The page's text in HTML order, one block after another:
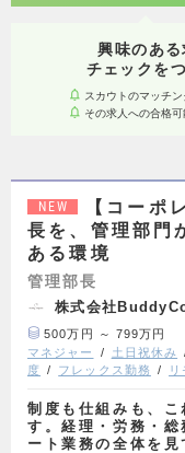
興味のある
チェックを
スカウトのマッチ
その求人への合格
NEW
【コーポ
長を、管理部門
ある環境
管理部長
株式会社
500万円 ～ 799万円
マネジャー
土日祝休み
度
フレックス勤務
制度も仕組みも、
す。経理・労務・
ート業務の全体を